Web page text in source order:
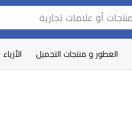
العطور و منتجات التجميل الأزياء